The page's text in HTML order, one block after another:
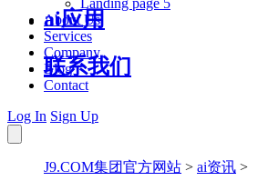
ai应用
联系我们
Landing page 5
About Us
Services
Company
Blog
Contact
Log In Sign Up
J9.COM集团官方网站 > ai资讯 >